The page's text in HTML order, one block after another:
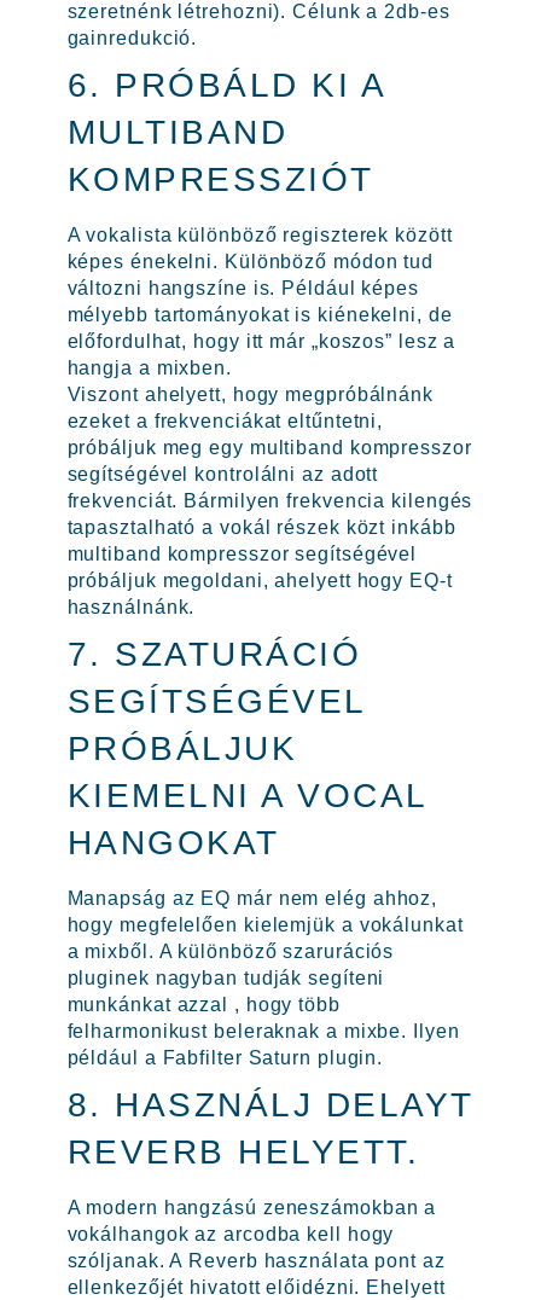
szeretnénk létrehozni). Célunk a 2db-es
gainredukció.
6. PRÓBÁLD KI A
MULTIBAND
KOMPRESSZIÓT
A vokalista különböző regiszterek között
képes énekelni. Különböző módon tud
változni hangszíne is. Például képes
mélyebb tartományokat is kiénekelni, de
előfordulhat, hogy itt már „koszos” lesz a
hangja a mixben.
Viszont ahelyett, hogy megpróbálnánk
ezeket a frekvenciákat eltűntetni,
próbáljuk meg egy multiband kompresszor
segítségével kontrolálni az adott
frekvenciát. Bármilyen frekvencia kilengés
tapasztalható a vokál részek közt inkább
multiband kompresszor segítségével
próbáljuk megoldani, ahelyett hogy EQ-t
használnánk.
7. SZATURÁCIÓ
SEGÍTSÉGÉVEL
PRÓBÁLJUK
KIEMELNI A VOCAL
HANGOKAT
Manapság az EQ már nem elég ahhoz,
hogy megfelelően kielemjük a vokálunkat
a mixből. A különböző szarurációs
pluginek nagyban tudják segíteni
munkánkat azzal , hogy több
felharmonikust beleraknak a mixbe. Ilyen
például a Fabfilter Saturn plugin.
8. HASZNÁLJ DELAYT
REVERB HELYETT.
A modern hangzású zeneszámokban a
vokálhangok az arcodba kell hogy
szóljanak. A Reverb használata pont az
ellenkezőjét hivatott előidézni. Ehelyett